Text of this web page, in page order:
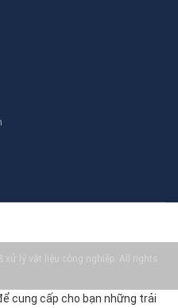
lý vật liệu công nghiệp. All rights
cung cấp cho bạn những trải